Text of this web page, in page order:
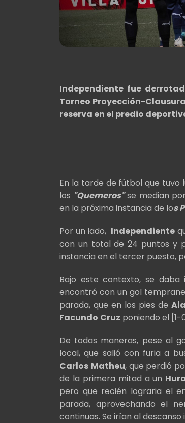
Independiente fue
Torneo Proyección-
reserva en el predio
En la tarde de fútbol que
los "Quemeros"se median
en la próxima instancia de los
Por un lado, Independiente
con un total de 24 puntos y
instancia en el tercer puesto,
Bajo este contexto, se
encontró con un gol
parada, que en los pies de
Facundo Cruz poniendo el
De todas maneras, pese al
local, que salió con furia a
Carlos Matheu, que perdió
de la primera mitad a un
pero que recién lograria el
parada, aprovechando el
continuas. Se irían al